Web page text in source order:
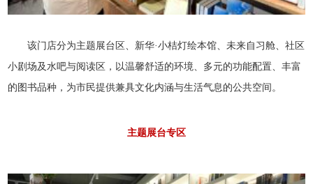
该门店分为主题展台区、新华·小桔灯绘本馆、未来自习舱、社区
小剧场及水吧与阅读区，以温馨舒适的环境、多元的功能配置、丰富
的图书品种，为市民提供兼具文化内涵与生活气息的公共空间。
主题展台专区